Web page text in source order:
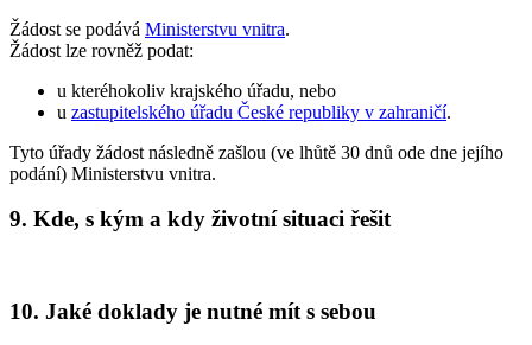
Žádost se podává Ministerstvu vnitra.
Žádost lze rovněž podat:
u kteréhokoliv krajského úřadu, nebo
u zastupitelského úřadu České republiky v zahraničí.
Tyto úřady žádost následně zašlou (ve lhůtě 30 dnů ode dne jejího
podání) Ministerstvu vnitra.
9. Kde, s kým a kdy životní situaci řešit
10. Jaké doklady je nutné mít s sebou